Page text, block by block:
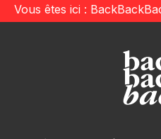
Vous êtes ici :